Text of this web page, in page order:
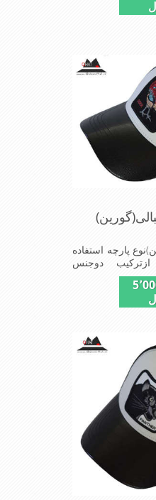
مناسب این شکل
ازدیگرخصوصیات این کلاه می باشندmade
پارچه استفاده
دوجنس
که با
مناسب این شکل
فرمی
ازدیگرخصوصیات این کلاه می باشندmade